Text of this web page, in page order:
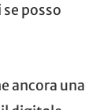
posso
ancora una